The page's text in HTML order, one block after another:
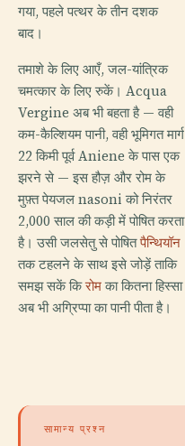
गया, पहले पत्थर के तीन दशक
बाद।
तमाशे के लिए आएँ, जल-यांत्रिक
चमत्कार के लिए रुकें। Acqua
Vergine अब भी बहता है — वही
कम-कैल्शियम पानी, वही भूमिगत मार्ग
22 किमी पूर्व Aniene के पास एक
झरने से — इस हौज़ और रोम के
मुफ़्त पेयजल nasoni को निरंतर
2,000 साल की कड़ी में पोषित करता
है। उसी जलसेतु से पोषितपैन्थियॉन
तक टहलने के साथ इसे जोड़ें ताकि
समझ सकें किरोमका कितना हिस्सा
अब भी अग्रिप्पा का पानी पीता है।
सामान्य प्रश्न